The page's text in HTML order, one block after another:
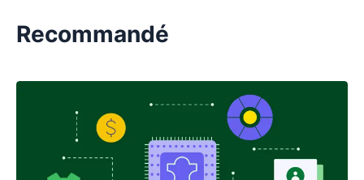
Recommandé